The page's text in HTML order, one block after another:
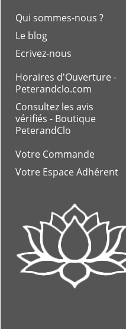
Qui sommes-nous ?
Le blog
Ecrivez-nous
Horaires d'Ouverture -
Peterandclo.com
Consultez les avis
vérifiés - Boutique
PeterandClo
Votre Commande
Votre Espace Adhérent